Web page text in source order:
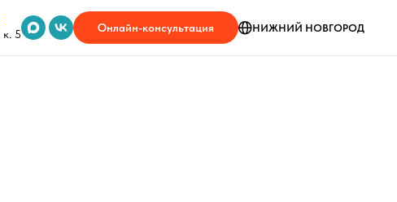
5
Онлайн-консультация НИЖНИЙ НОВГОРОД